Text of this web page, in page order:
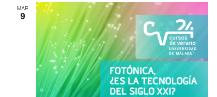
MAR
9